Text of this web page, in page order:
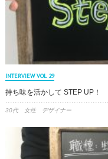
INTERVIEW VOL 29
持ち味を活かして STEP UP！
30代 女性 デザイナー